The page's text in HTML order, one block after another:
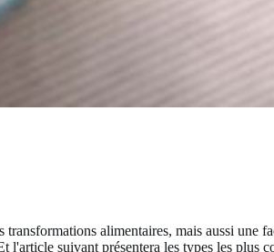
alimentaires, mais aussi une
l'article suivant présentera les types les plus